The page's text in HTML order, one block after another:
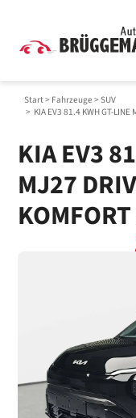
Start> Fahrzeuge > SUV
> KIA EV3 81.4 KWH GT-LINE
KIA EV3
MJ27